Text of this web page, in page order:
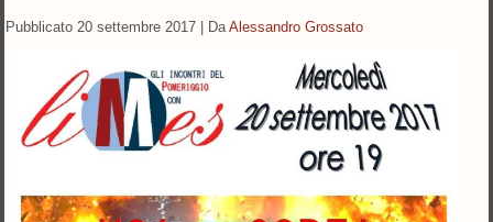
Pubblicato 20 settembre 2017 Da Alessandro Grossato